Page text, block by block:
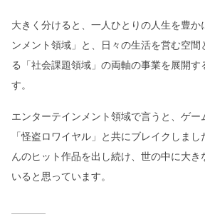
大きく分けると、一人ひとりの人生を豊か
ンメント領域」と、日々の生活を営む空間
る「社会課題領域」の両軸の事業を展開す
す。
エンターテインメント領域で言うと、ゲー
「怪盗ロワイヤル」と共にブレイクしま
んのヒット作品を出し続け、世の中に大き
いると思っています。